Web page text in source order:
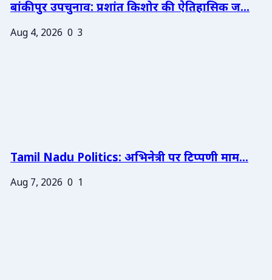
बांकीपुर उपचुनाव: प्रशांत किशोर की ऐतिहासिक ज...
Aug 4, 2026 0 3
Tamil Nadu Politics: अभिनेत्री पर टिप्पणी माम...
Aug 7, 2026 0 1